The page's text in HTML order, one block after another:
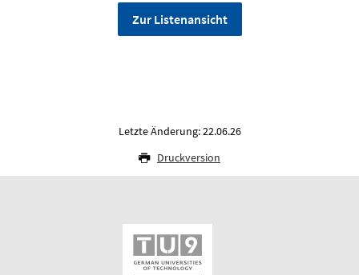
Zur Listenansicht
Letzte Änderung: 22.06.26
Druckversion